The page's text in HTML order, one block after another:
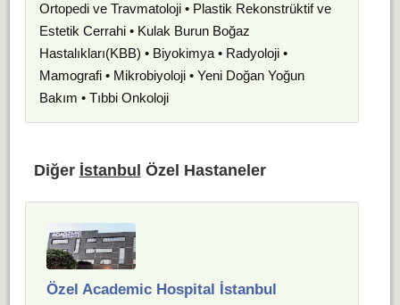
Ortopedi ve Travmatoloji • Plastik Rekonstrüktif ve
Estetik Cerrahi • Kulak Burun Boğaz
Hastalıkları(KBB) • Biyokimya • Radyoloji •
Mamografi • Mikrobiyoloji • Yeni Doğan Yoğun
Bakım • Tıbbi Onkoloji
Diğer İstanbul Özel Hastaneler
Özel Academic Hospital İstanbul